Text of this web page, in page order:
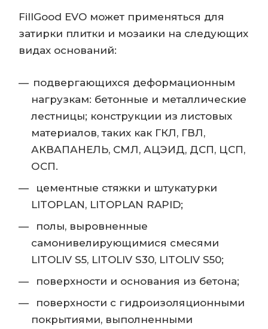
FillGood EVO может применяться для
затирки плитки и мозаики на следующих
видах оснований:
подвергающихся деформационным
нагрузкам: бетонные и металлические
лестницы; конструкции из листовых
материалов, таких как ГКЛ, ГВЛ,
АКВАПАНЕЛЬ, СМЛ, АЦЭИД, ДСП, ЦСП,
ОСП.
цементные стяжки и штукатурки
LITOPLAN, LITOPLAN RAPID;
полы, выровненные
самонивелирующимися смесями
LITOLIV S5, LITOLIV S30, LITOLIV S50;
поверхности и основания из бетона;
поверхности с гидроизоляционными
покрытиями, выполненными